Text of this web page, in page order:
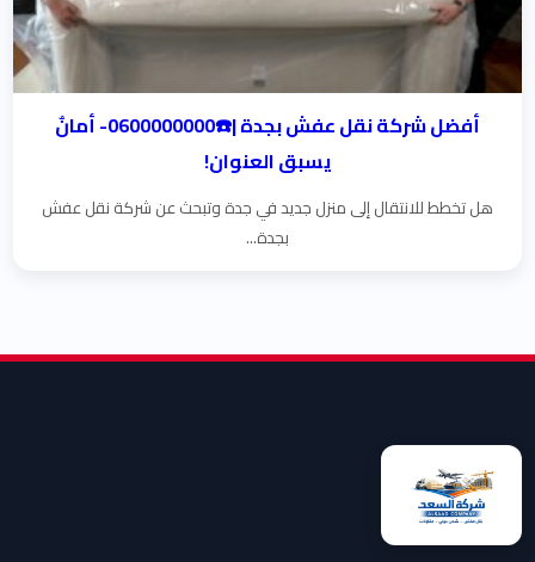
أفضل شركة نقل عفش بجدة |☎️0600000000- أمانٌ
يسبق العنوان!
هل تخطط للانتقال إلى منزل جديد في جدة وتبحث عن شركة نقل عفش
بجدة...